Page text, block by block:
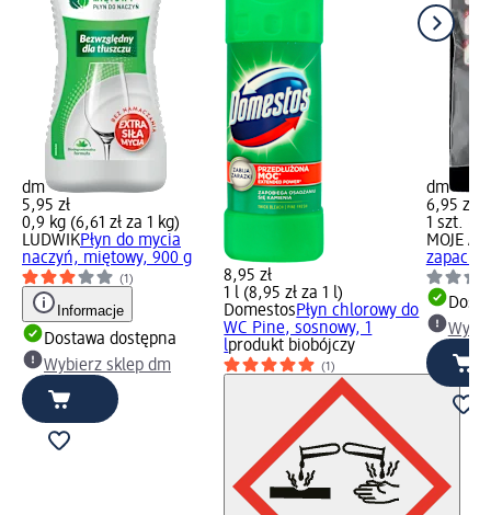
dm
5,95 zł
0,9 kg (6,61 zł za 1 kg)
LUDWIKPłyn do mycia
naczyń, miętowy, 900 g
(1)
Informacje
Dostawa dostępna
Wybierz sklep dm
8,95 zł
1 l (8,95 zł za 1 l)
DomestosPłyn chlorowy do
WC Pine, sosnowy, 1
lprodukt biobójczy
(1)
dm
6,95 zł
1 szt.
MOJE